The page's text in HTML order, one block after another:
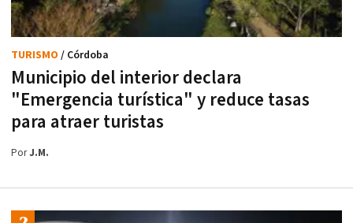
Municipio del interior declara
"Emergencia turística" y reduce tasas
para atraer turistas
TURISMO / Córdoba
PorJ.M.